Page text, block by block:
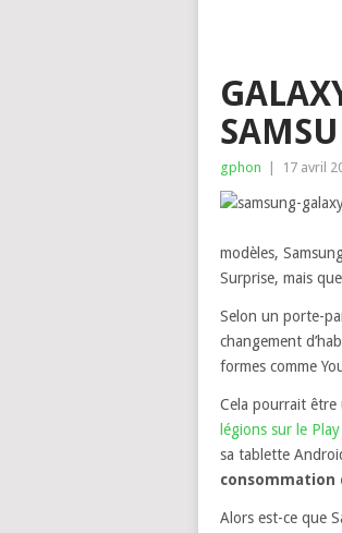
gphon 17 avril
modèles,
Surprise, mais
Selon un porte-
changement
formes comme
Cela pourrait être
légions sur le
sa tablette
consommation
Alors est-ce que